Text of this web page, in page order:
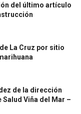
del último artículo
La Cruz por sitio
de la dirección
Viña del Mar –